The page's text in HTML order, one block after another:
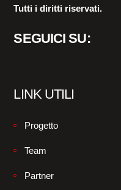
Tutti i diritti riservati.
SEGUICI SU:
LINK UTILI
Progetto
Team
Partner